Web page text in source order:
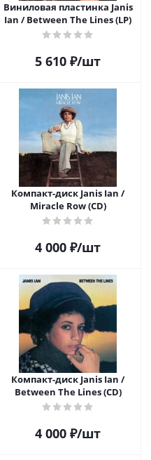
Виниловая пластинка Janis
Ian / Between The Lines (LP)
5 610 ₽/шт
Компакт-диск Janis Ian /
Miracle Row (CD)
4 000 ₽/шт
Компакт-диск Janis Ian /
Between The Lines (CD)
4 000 ₽/шт